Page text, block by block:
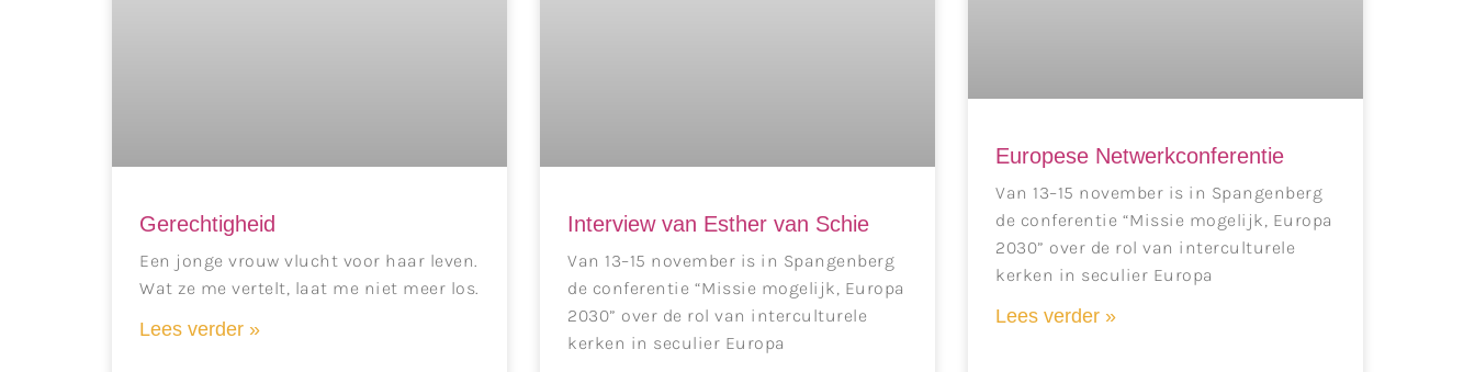
Gerechtigheid
Een jonge vrouw vlucht voor haar leven.
Wat ze me vertelt, laat me niet meer los.
Lees verder »
Interview van Esther van Schie
Van 13–15 november is in Spangenberg
de conferentie “Missie mogelijk, Europa
2030” over de rol van interculturele
kerken in seculier Europa
Europese Netwerkconferentie
Van 13–15 november is in Spangenberg
de conferentie “Missie mogelijk, Europa
2030” over de rol van interculturele
kerken in seculier Europa
Lees verder »